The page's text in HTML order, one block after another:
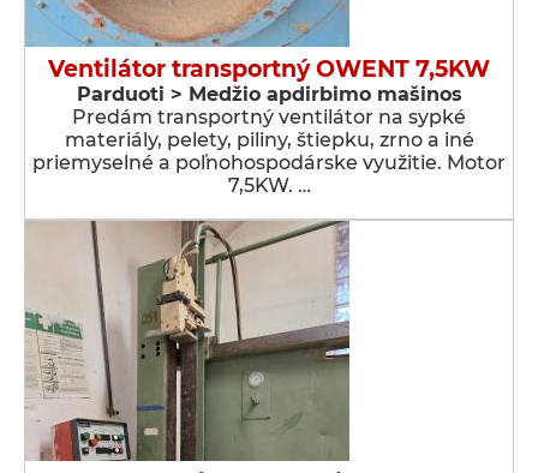
Ventilátor transportný OWENT 7,5KW
Parduoti > Medžio apdirbimo mašinos
Predám transportný ventilátor na sypké
materiály, pelety, piliny, štiepku, zrno a iné
priemyselné a poľnohospodárske využitie. Motor
7,5KW. …